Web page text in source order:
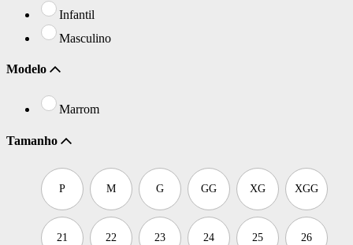
Infantil
Masculino
Modelo
Marrom
Tamanho
P M G GG XG XGG
21 22 23 24 25 26